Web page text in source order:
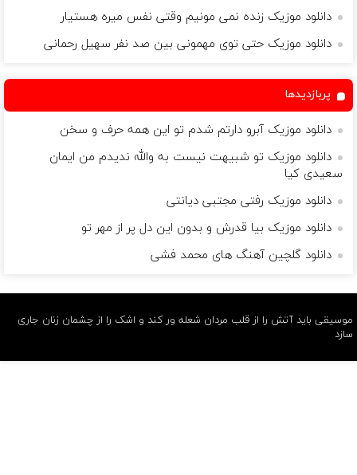
دانلود موزیک زنده نمی مونیم وقتی نفس میره هستیار
دانلود موزیک حتی توی مهمونی بین صد نفر سهیل رحمانی
پربازدیدها
دانلود موزیک آبرو دارتم شدم تو این همه حرف و سخن
دانلود موزیک تو شبیهت نیست به والله ندیدم من ایمان
سعیدی کیا
دانلود موزیک رفتی مجتبی دیانتی
دانلود موزیک بیا قدرش و بدون این دل پر از مهر تو
دانلود گلچین آهنگ های محمد فشی
موسیقی باید آتش را از قلب مردان شعله ور کند و اشک را از چشمان زنان جاری
سازد